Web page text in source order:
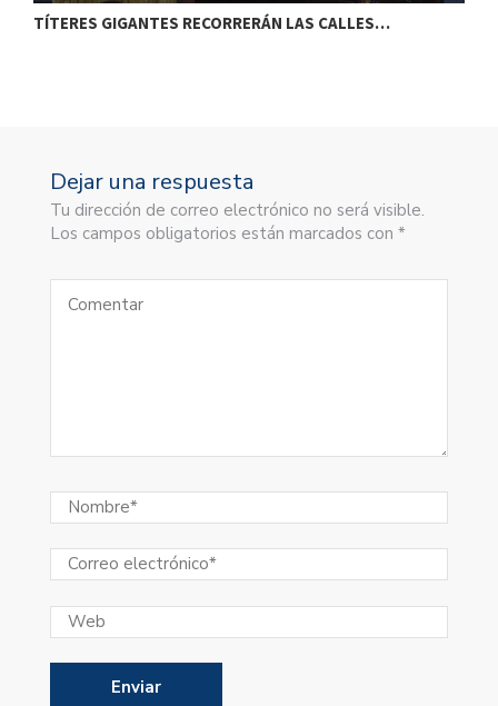
TÍTERES GIGANTES RECORRERÁN LAS CALLES…
Dejar una respuesta
Tu dirección de correo electrónico no será visible.
Los campos obligatorios están marcados con *